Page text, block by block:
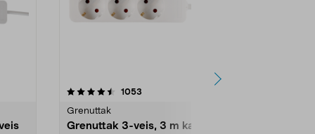
1053
Grenuttak
Grenuttak 3-veis, 3 m kabel
4.0 av 5 stjerner